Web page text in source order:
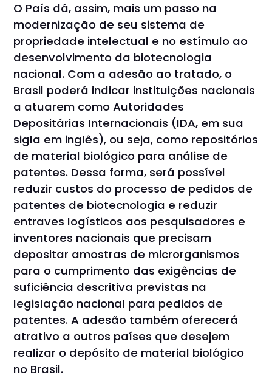
O País dá, assim, mais um passo na
modernização de seu sistema de
propriedade intelectual e no estímulo ao
desenvolvimento da biotecnologia
nacional. Com a adesão ao tratado, o
Brasil poderá indicar instituições nacionais
a atuarem como Autoridades
Depositárias Internacionais (IDA, em sua
sigla em inglês), ou seja, como repositórios
de material biológico para análise de
patentes. Dessa forma, será possível
reduzir custos do processo de pedidos de
patentes de biotecnologia e reduzir
entraves logísticos aos pesquisadores e
inventores nacionais que precisam
depositar amostras de microrganismos
para o cumprimento das exigências de
suficiência descritiva previstas na
legislação nacional para pedidos de
patentes. A adesão também oferecerá
atrativo a outros países que desejem
realizar o depósito de material biológico
no Brasil.